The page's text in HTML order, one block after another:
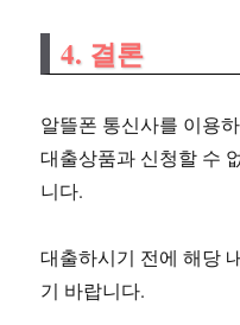
4. 결론
알뜰폰 통신사를 이용
대출상품과 신청할 수
니다.
대출하시기 전에 해당
기 바랍니다.